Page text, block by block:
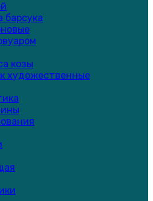
барсука
козы
художественные